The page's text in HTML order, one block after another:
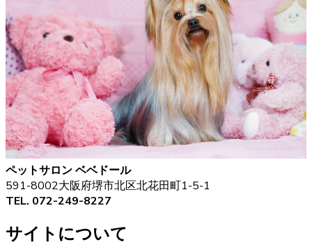
ペットサロン ベベドール
591-8002大阪府堺市北区北花田町1-5-1
TEL. 072-249-8227
サイトについて